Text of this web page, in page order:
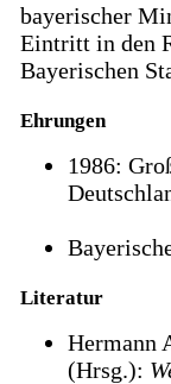
bayerischer
Eintritt in den
Bayerischen
Ehrungen
1986:
Literatur
Hermann
(Hrsg.):